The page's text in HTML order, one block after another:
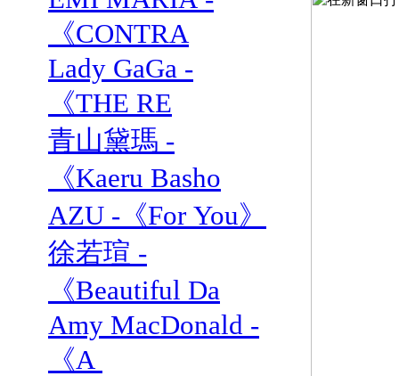
《CONTRA
Lady GaGa -
《THE RE
青山黛瑪 -
《Kaeru Basho
AZU -《For You》
徐若瑄 -
《Beautiful Da
Amy MacDonald -
《A